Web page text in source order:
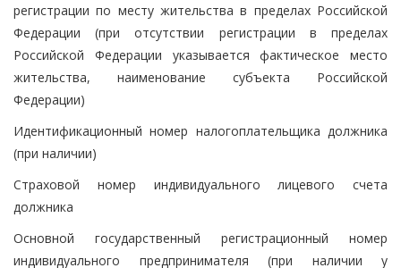
регистрации по месту жительства в пределах Российской
Федерации (при отсутствии регистрации в пределах
Российской Федерации указывается фактическое место
жительства, наименование субъекта Российской
Федерации)
Идентификационный номер налогоплательщика должника
(при наличии)
Страховой номер индивидуального лицевого счета
должника
Основной государственный регистрационный номер
индивидуального предпринимателя (при наличии у